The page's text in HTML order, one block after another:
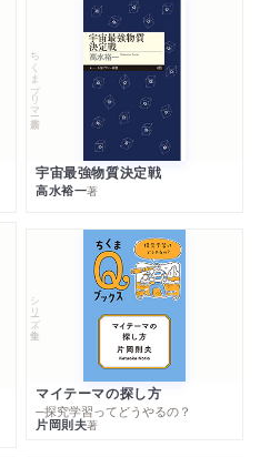
ちくまプリマー新書
宇宙最強物質決定戦
高水裕一著
シリーズ・全集
マイテーマの探し方
─探究学習ってどうやるの？
片岡則夫著